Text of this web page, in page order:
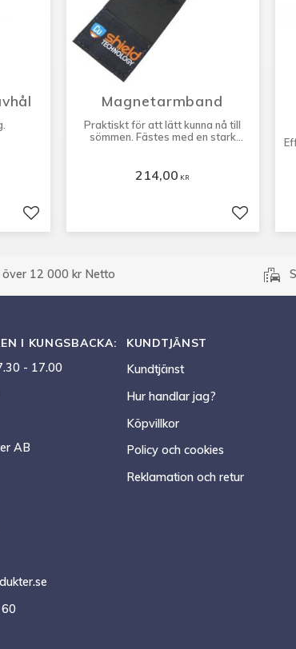
Lägg till i favoriter
Magnetarmband
Praktiskt för att lätt kunna nå till
sömmen. Fästes med en stark
214,00 KR
Lägg till i
12 000 kr Netto emoji_transportation
I KUNGSBACKA:
- 17.00
AB
KUNDTJÄNST
Kundtjänst
Hur handlar jag?
Köpvillkor
Policy och cookies
Reklamation och retur